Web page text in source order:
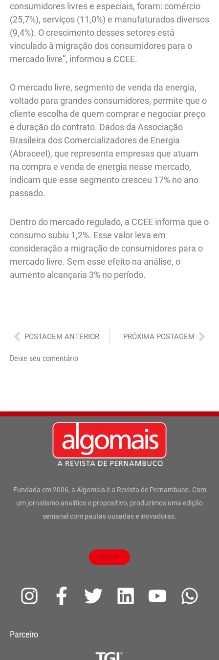
consumidores livres e especiais, foram: comércio
(25,7%), serviços (11,0%) e manufaturados diversos
(9,4%). O crescimento desses setores está
vinculado à migração dos consumidores para o
mercado livre”, informou a CCEE.
O mercado livre, segmento de venda da energia,
voltado para grandes consumidores, permite que o
cliente escolha de quem comprar e negociar preço
e duração do contrato. Dados da Associação
Brasileira dos Comercializadores de Energia
(Abraceel), que representa empresas que atuam
na compra e venda de energia nesse mercado,
indicam que esse segmento cresceu 17% no ano
passado.
Dentro do mercado regulado, a CCEE informa que o
consumo subiu 1,2%. Esse valor leva em
consideração a migração de consumidores para o
mercado livre. Sem esse efeito na análise, o
aumento alcançaria 3% no período.
Anterior
POSTAGEM ANTERIOR PRÓXIMA POSTAGEM
Deixe seu comentário
Fundada em 2006, a Algomais é a Revista de Pernambuco. Com
um jornalismo analítico e propositivo, produzimos uma edição
semanal com pautas ousadas e inovadoras.
ASSINE
I
s
F
a
T
t
L
Y
W
Parceiro